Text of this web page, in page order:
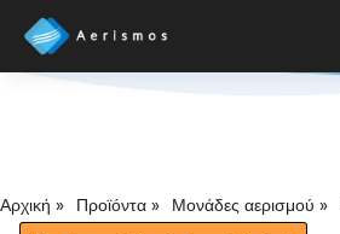
Αρχική » Προϊόντα » Μονάδες αερισμού »